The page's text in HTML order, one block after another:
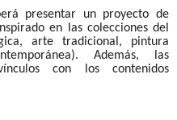
presentar un proyecto de
en las colecciones del
arte tradicional, pintura
Además, las
con los contenidos